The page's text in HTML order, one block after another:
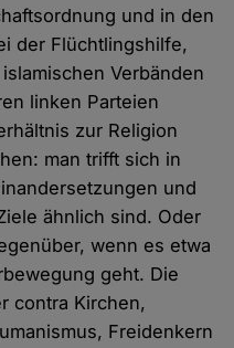
und in den
der Flüchtlingshilfe,
Verbänden
linken Parteien
zur Religion
man trifft sich in
und
ähnlich sind. Oder
wenn es etwa
geht. Die
contra Kirchen,
Freidenkern